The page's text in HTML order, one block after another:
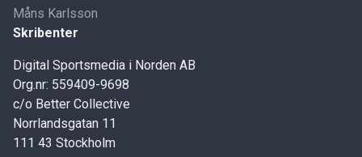
Måns Karlsson
Skribenter
Digital Sportsmedia i Norden AB
Org.nr: 559409-9698
c/o Better Collective
Norrlandsgatan 11
111 43 Stockholm